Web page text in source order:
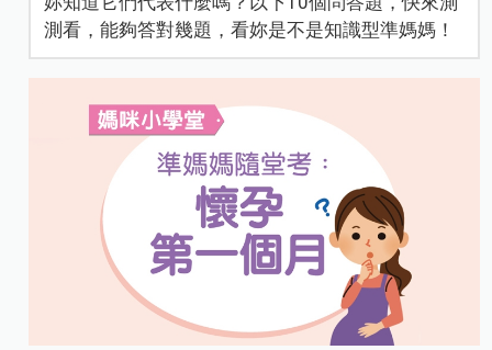
測看，能夠答對幾題，看妳是不是知識型準媽媽！